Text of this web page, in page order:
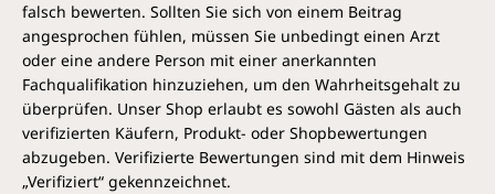
falsch bewerten. Sollten Sie sich von einem Beitrag
angesprochen fühlen, müssen Sie unbedingt einen Arzt
oder eine andere Person mit einer anerkannten
Fachqualifikation hinzuziehen, um den Wahrheitsgehalt zu
überprüfen. Unser Shop erlaubt es sowohl Gästen als auch
verifizierten Käufern, Produkt- oder Shopbewertungen
abzugeben. Verifizierte Bewertungen sind mit dem Hinweis
„Verifiziert“ gekennzeichnet.